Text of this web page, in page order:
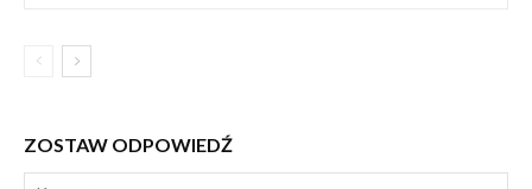
ZOSTAW ODPOWIEDŹ